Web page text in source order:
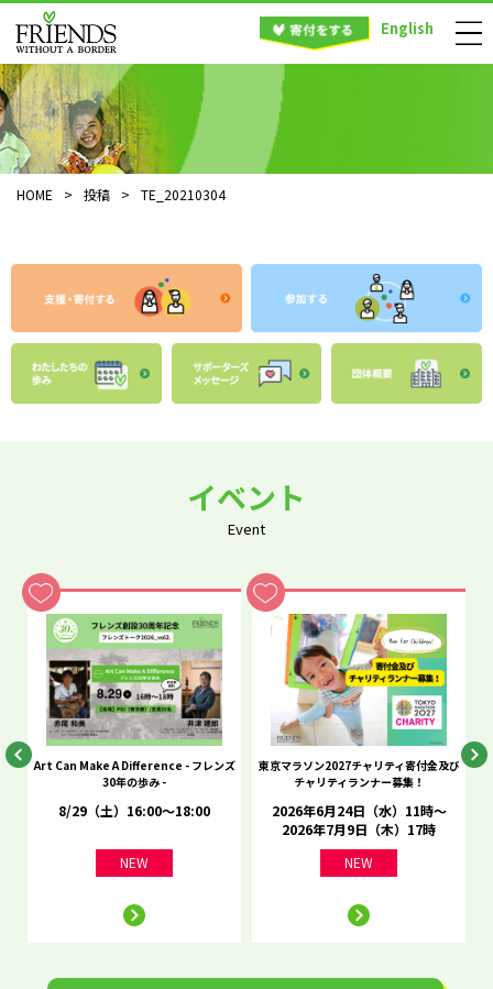
English
HOME > 投稿 > TE_20210304
イベント
Event
Art Can Make A Difference - フレンズ
30年の歩み -
8/29（土）16:00～18:00
NEW
東京マラソン2027チャリティ寄付金及び
チャリティランナー募集！
2026年6月24日（水）11時～
2026年7月9日（木）17時
NEW